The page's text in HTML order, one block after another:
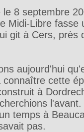
8 septembre
Midi-Libre fasse
git à Cers, près
aujourd'hui
cette
à
temps à
pas.